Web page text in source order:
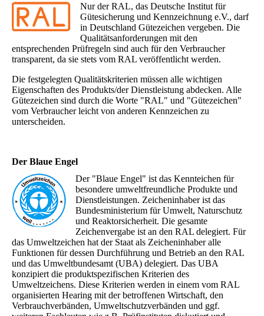
Nur der RAL, das Deutsche Institut für
Gütesicherung und Kennzeichnung e.V., darf
in Deutschland Gütezeichen vergeben. Die
Qualitätsanforderungen mit den
entsprechenden Prüfregeln sind auch für den Verbraucher
transparent, da sie stets vom RAL veröffentlicht werden.
Die festgelegten Qualitätskriterien müssen alle wichtigen
Eigenschaften des Produkts/der Dienstleistung abdecken. Alle
Gütezeichen sind durch die Worte "RAL" und "Gütezeichen"
vom Verbraucher leicht von anderen Kennzeichen zu
unterscheiden.
Der Blaue Engel
Der "Blaue Engel" ist das Kennteichen für
besondere umweltfreundliche Produkte und
Dienstleistungen. Zeicheninhaber ist das
Bundesministerium für Umwelt, Naturschutz
und Reaktorsicherheit. Die gesamte
Zeichenvergabe ist an den RAL delegiert. Für
das Umweltzeichen hat der Staat als Zeicheninhaber alle
Funktionen für dessen Durchführung und Betrieb an den RAL
und das Umweltbundesamt (UBA) delegiert. Das UBA
konzipiert die produktspezifischen Kriterien des
Umweltzeichens. Diese Kriterien werden in einem vom RAL
organisierten Hearing mit der betroffenen Wirtschaft, den
Verbrauchverbänden, Umweltschutzverbänden und ggf.